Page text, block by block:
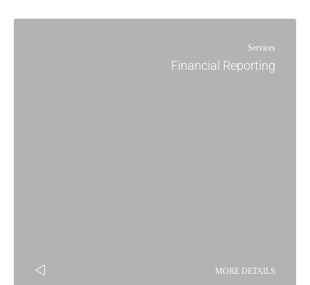
Services
Financial Reporting
MORE DETAILS